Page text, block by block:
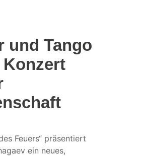
und Tango
Konzert
Feuers“ präsentiert
ein neues,